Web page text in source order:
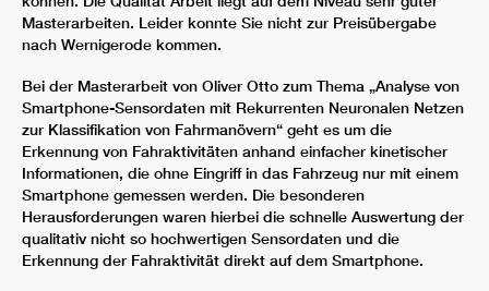
Masterarbeiten. Leider konnte Sie nicht zur Preisübergabe
nach Wernigerode kommen.
Bei der Masterarbeit von Oliver Otto zum Thema „Analyse von
Smartphone-Sensordaten mit Rekurrenten Neuronalen Netzen
zur Klassifikation von Fahrmanövern“ geht es um die
Erkennung von Fahraktivitäten anhand einfacher kinetischer
Informationen, die ohne Eingriff in das Fahrzeug nur mit einem
Smartphone gemessen werden. Die besonderen
Herausforderungen waren hierbei die schnelle Auswertung der
qualitativ nicht so hochwertigen Sensordaten und die
Erkennung der Fahraktivität direkt auf dem Smartphone.